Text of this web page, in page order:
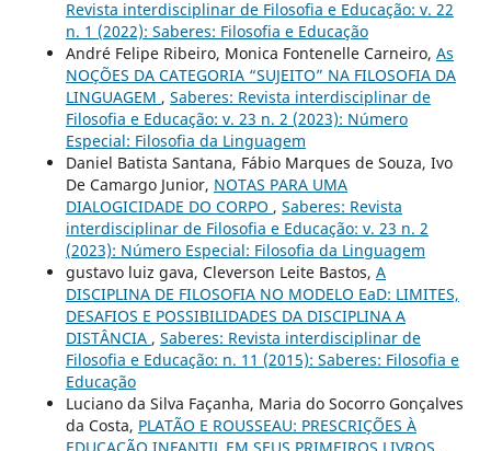
Revista interdisciplinar de Filosofia e Educação: v. 22
n. 1 (2022): Saberes: Filosofia e Educação
André Felipe Ribeiro, Monica Fontenelle Carneiro, As
NOÇÕES DA CATEGORIA “SUJEITO” NA FILOSOFIA DA
LINGUAGEM , Saberes: Revista interdisciplinar de
Filosofia e Educação: v. 23 n. 2 (2023): Número
Especial: Filosofia da Linguagem
Daniel Batista Santana, Fábio Marques de Souza, Ivo
De Camargo Junior, NOTAS PARA UMA
DIALOGICIDADE DO CORPO , Saberes: Revista
interdisciplinar de Filosofia e Educação: v. 23 n. 2
(2023): Número Especial: Filosofia da Linguagem
gustavo luiz gava, Cleverson Leite Bastos, A
DISCIPLINA DE FILOSOFIA NO MODELO EaD: LIMITES,
DESAFIOS E POSSIBILIDADES DA DISCIPLINA A
DISTÂNCIA , Saberes: Revista interdisciplinar de
Filosofia e Educação: n. 11 (2015): Saberes: Filosofia e
Educação
Luciano da Silva Façanha, Maria do Socorro Gonçalves
da Costa, PLATÃO E ROUSSEAU: PRESCRIÇÕES À
EDUCAÇÃO INFANTIL EM SEUS PRIMEIROS LIVROS ,